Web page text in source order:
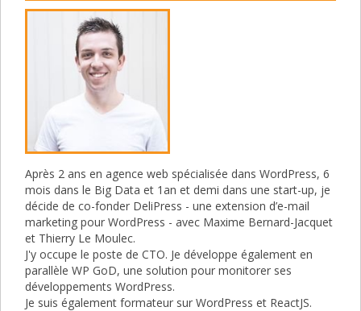
Après 2 ans en agence web spécialisée dans WordPress, 6
mois dans le Big Data et 1an et demi dans une start-up, je
décide de co-fonder DeliPress - une extension d’e-mail
marketing pour WordPress - avec Maxime Bernard-Jacquet
et Thierry Le Moulec.
J'y occupe le poste de CTO. Je développe également en
parallèle WP GoD, une solution pour monitorer ses
développements WordPress.
Je suis également formateur sur WordPress et ReactJS.